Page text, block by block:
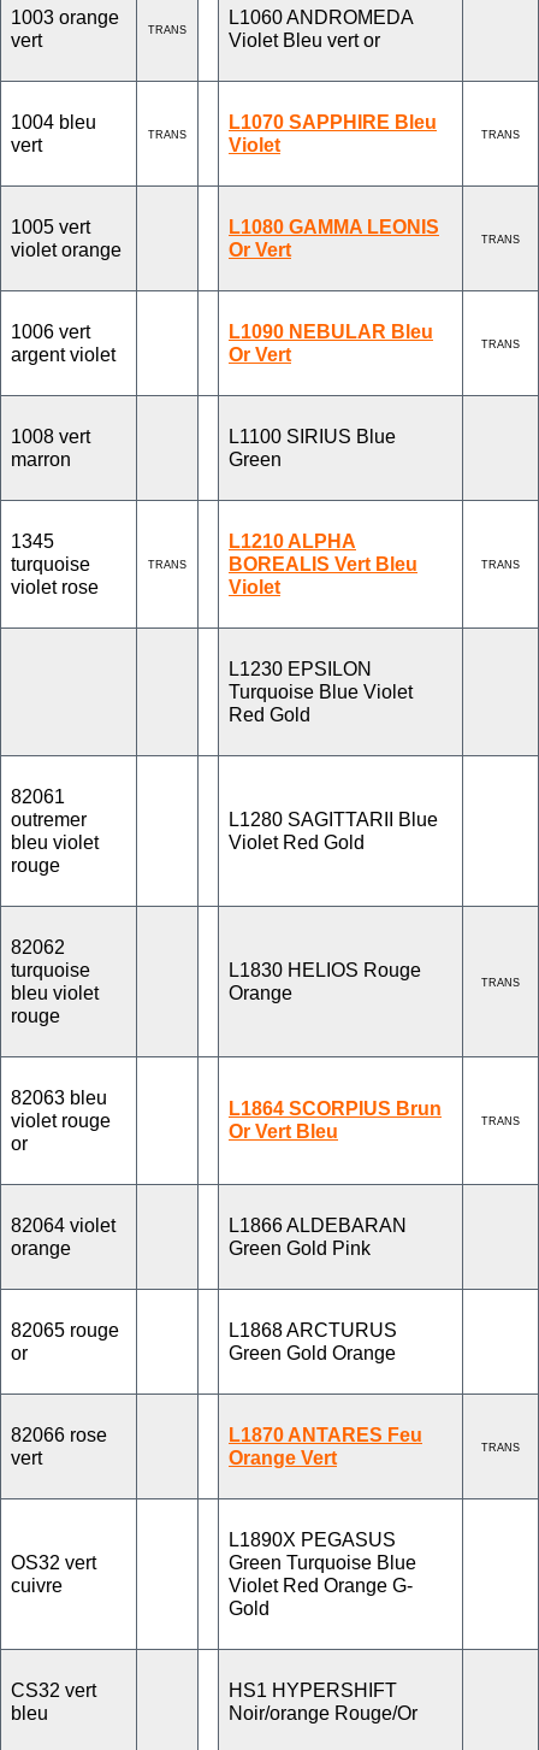
1003 orange
vert
TRANS
L1060 ANDROMEDA
Violet Bleu vert or
1004 bleu
vert
TRANS
L1070 SAPPHIRE Bleu
Violet
TRANS
1005 vert
violet orange
L1080 GAMMA LEONIS
Or Vert
TRANS
1006 vert
argent violet
L1090 ​​NEBULAR Bleu
Or Vert
TRANS
1008 vert
marron
L1100 SIRIUS Blue
Green
1345
turquoise
violet rose
TRANS
L1210 ALPHA
BOREALIS Vert Bleu
Violet
TRANS
L1230 EPSILON
Turquoise Blue Violet
Red Gold
82061
outremer
bleu violet
rouge
L1280 SAGITTARII Blue
Violet Red Gold
82062
turquoise
bleu violet
rouge
L1830 HELIOS Rouge
Orange
TRANS
82063 bleu
violet rouge
or
L1864 SCORPIUS Brun
Or Vert Bleu
TRANS
82064 violet
orange
L1866 ALDEBARAN
Green Gold Pink
82065 rouge
or
L1868 ARCTURUS
Green Gold Orange
82066 rose
vert
L1870 ANTARES Feu
Orange Vert
TRANS
OS32 vert
cuivre
L1890X PEGASUS
Green Turquoise Blue
Violet Red Orange G-
Gold
CS32 vert
bleu
HS1 HYPERSHIFT
Noir/orange Rouge/Or